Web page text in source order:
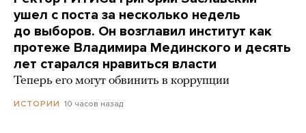
ушел с поста за несколько недель
до выборов. Он возглавил институт как
протеже Владимира Мединского и десять
лет старался нравиться власти
Теперь его могут обвинить в коррупции
ИСТОРИИ 10 часов назад